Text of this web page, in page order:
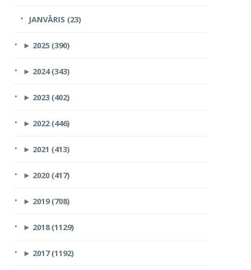
JANVĀRIS (23)
► 2025 (390)
► 2024 (343)
► 2023 (402)
► 2022 (446)
► 2021 (413)
► 2020 (417)
► 2019 (708)
► 2018 (1129)
► 2017 (1192)